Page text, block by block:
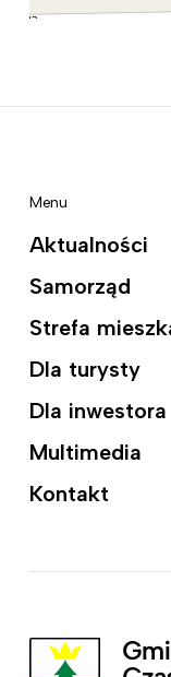
Menu
Aktualności
Samorząd
Strefa
Dla turysty
Dla inwestora
Multimedia
Kontakt